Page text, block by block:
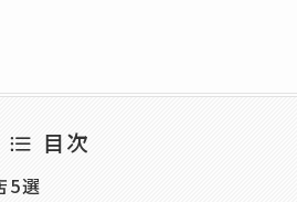
目次
5選